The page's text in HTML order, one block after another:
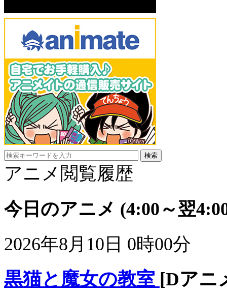
アニメ閲覧履歴
今日のアニメ (4:00～翌
2026年8月10日 0時00分
黒猫と魔女の教室 [Dアニ